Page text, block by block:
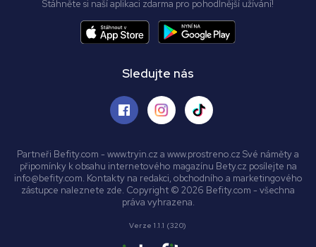
Stáhněte si naší aplikaci zdarma pro pohodlnější užívání!
Sledujte nás
Partneři Befity.com - www.tryin.cz a www.prostreno.cz Své náměty a
připomínky k obsahu internetového magazínu Bety.cz posílejte na
info@befity.com. Kontakty na redakci, obchodního a marketingového
zástupce naleznete zde. Copyright © 2026 Befity.com - všechna
práva vyhrazena.
Verze 1.1.1 (320)